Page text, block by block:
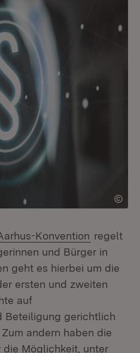
Konvention (Öffnet
regelt
und Bürger in
geht es hierbei um die
ersten und zweiten
auf
Beteiligung gerichtlich
andern haben die
die Möglichkeit, unter